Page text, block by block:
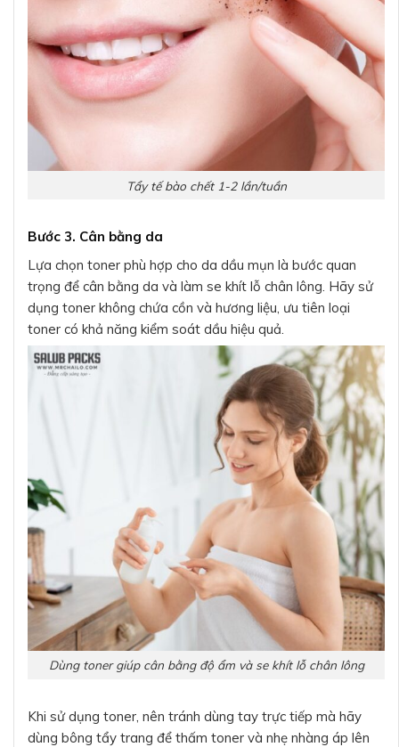
Tẩy tế bào chết 1-2 lần/tuần
Bước 3. Cân bằng da
Lựa chọn toner phù hợp cho da dầu mụn là bước quan
trọng để cân bằng da và làm se khít lỗ chân lông. Hãy sử
dụng toner không chứa cồn và hương liệu, ưu tiên loại
toner có khả năng kiểm soát dầu hiệu quả.
Dùng toner giúp cân bằng độ ẩm và se khít lỗ chân lông
Khi sử dụng toner, nên tránh dùng tay trực tiếp mà hãy
dùng bông tẩy trang để thấm toner và nhẹ nhàng áp lên